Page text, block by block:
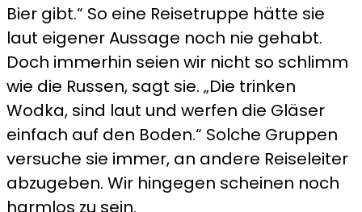
Bier gibt.“ So eine Reisetruppe hätte sie
laut eigener Aussage noch nie gehabt.
Doch immerhin seien wir nicht so schlimm
wie die Russen, sagt sie. „Die trinken
Wodka, sind laut und werfen die Gläser
einfach auf den Boden.“ Solche Gruppen
versuche sie immer, an andere Reiseleiter
abzugeben. Wir hingegen scheinen noch
harmlos zu sein.